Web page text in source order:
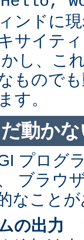
ンドに
サイテ
し、こ
もので
す。
動か
プログ
ブラウ
なこと
の出力